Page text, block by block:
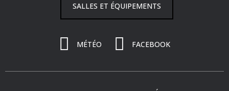
SALLES ET ÉQUIPEMENTS
MÉTÉO FACEBOOK